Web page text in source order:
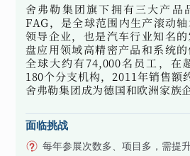
舍弗勒集团旗下拥有三大产
FAG，是全球范围内生产滚动
领导企业，也是汽车行业知名
盘应用领域高精密产品和系统
全球大约有74,000名员工，在
180个分支机构，2011年销售额
舍弗勒集团成为德国和欧洲家族
面临挑战
每年参展次数多、项目多，需提